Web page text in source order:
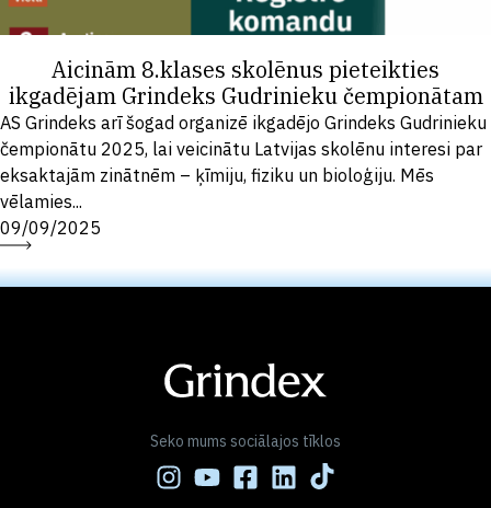
Aicinām 8.klases skolēnus pieteikties
ikgadējam Grindeks Gudrinieku čempionātam
AS Grindeks arī šogad organizē ikgadējo Grindeks Gudrinieku
čempionātu 2025, lai veicinātu Latvijas skolēnu interesi par
eksaktajām zinātnēm – ķīmiju, fiziku un bioloģiju. Mēs
vēlamies...
09/09/2025
Seko mums sociālajos tīklos